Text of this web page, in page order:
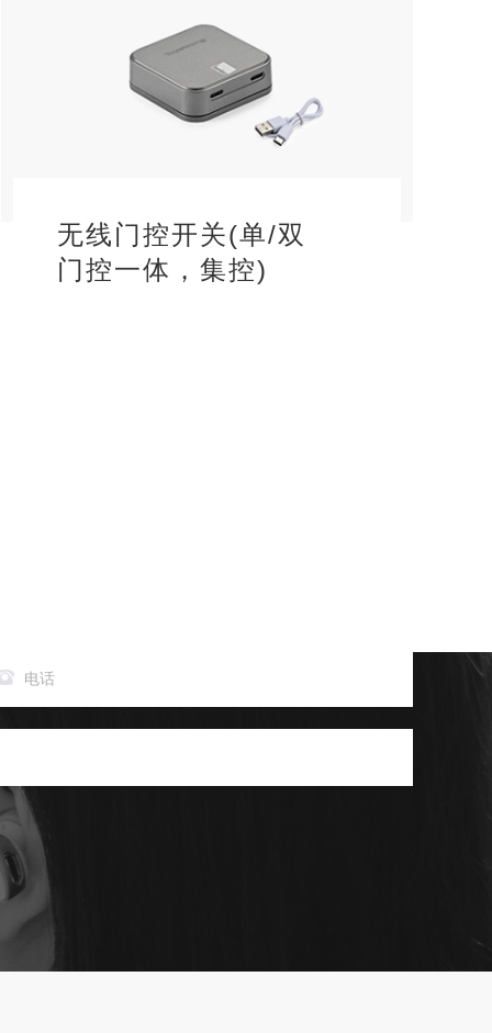
无线门控开关(单/双
门控一体，集控)